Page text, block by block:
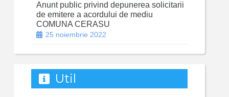
Anunt public privind depunerea solicitarii
de emitere a acordului de mediu
COMUNA CERASU
25 noiembrie 2022
Util